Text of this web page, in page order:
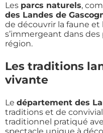
Les parcs naturels,
des Landes de
de découvrir la faune et
s’immergeant dans
région.
Les traditions
vivante
Le département des
traditions et de
traditionnel pratiqué